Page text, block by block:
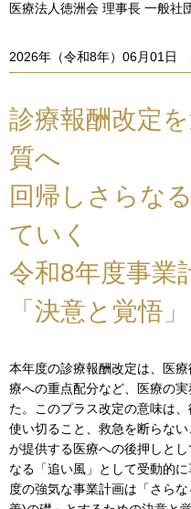
医療法人徳洲会 理事長 一般社
2026年（令和8年）06月01日
診療報酬改定
質へ
回帰しさらな
ていく
令和8年度事業
「決意と覚悟」
本年度の診療報酬改定は、医
療への重点配分など、医療の
た。このプラス改定の意味は
使い切ること、救急を断らな
が提供する医療への後押しと
なる「追い風」として受動的
度の強気な事業計画は「さら